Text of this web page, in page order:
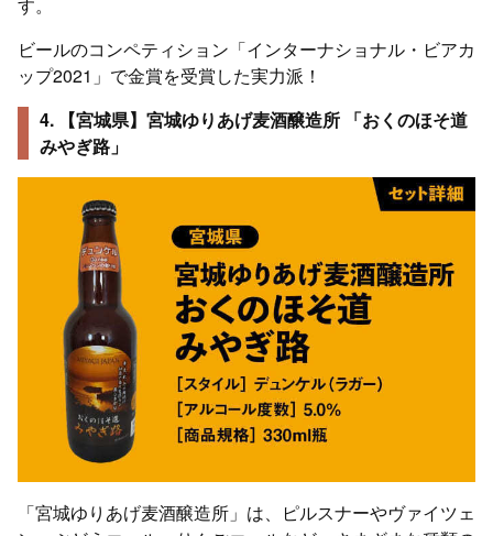
ビールのコンペティション「インターナショナル・ビアカ
ップ2021」で金賞を受賞した実力派！
4. 【宮城県】宮城ゆりあげ麦酒醸造所 「おくのほそ道
みやぎ路」
「宮城ゆりあげ麦酒醸造所」は、ピルスナーやヴァイツェ